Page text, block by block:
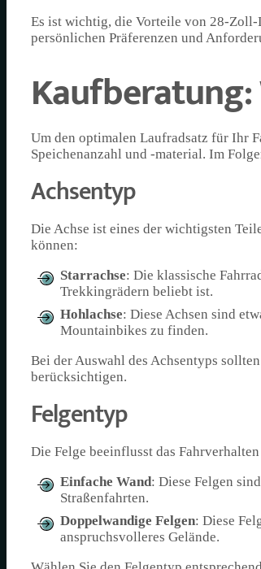
Es ist wichtig, die Vorteile von 28-Zoll-
persönlichen Präferenzen und
Um den optimalen Laufradsatz für Ihr
Speichenanzahl und -material. Im
Achsentyp
Die Achse ist eines der wichtigsten
können:
Starrachse: Die klassische
Trekkingrädern beliebt ist.
Hohlachse: Diese Achsen sind
Mountainbikes zu finden.
Bei der Auswahl des Achsentyps
berücksichtigen.
Felgentyp
Die Felge beeinflusst das
Einfache Wand: Diese Felgen
Straßenfahrten.
Doppelwandige Felgen: Diese
anspruchsvolleres Gelände.